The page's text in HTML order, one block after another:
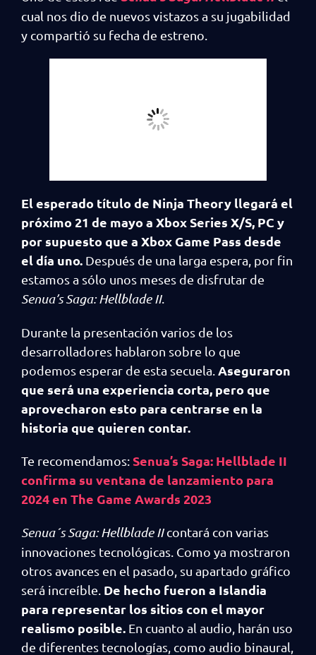
cual nos dio de nuevos vistazos a su jugabilidad
y compartió su fecha de estreno.
El esperado título de Ninja Theory llegará el
próximo 21 de mayo a Xbox Series X/S, PC y
por supuesto que a Xbox Game Pass desde
el día uno. Después de una larga espera, por fin
estamos a sólo unos meses de disfrutar de
Senua’s Saga: Hellblade II.
Durante la presentación varios de los
desarrolladores hablaron sobre lo que
podemos esperar de esta secuela. Aseguraron
que será una experiencia corta, pero que
aprovecharon esto para centrarse en la
historia que quieren contar.
Te recomendamos:Senua’s Saga: Hellblade II
confirma su ventana de lanzamiento para
2024 en The Game Awards 2023
Senua´s Saga: Hellblade IIcontará con varias
innovaciones tecnológicas. Como ya mostraron
otros avances en el pasado, su apartado gráfico
será increíble. De hecho fueron a Islandia
para representar los sitios con el mayor
realismo posible. En cuanto al audio, harán uso
de diferentes tecnologías, como audio binaural,